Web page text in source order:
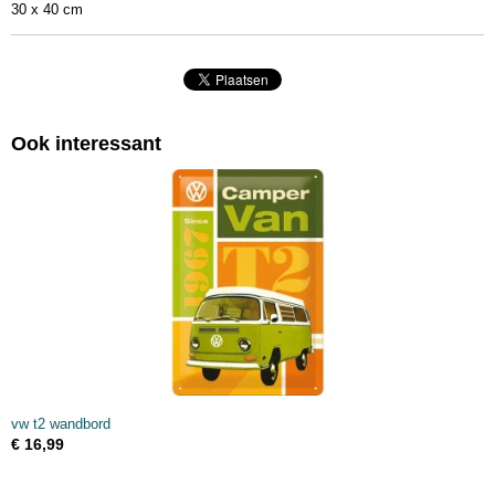
30 x 40 cm
Ook interessant
vw t2 wandbord
€ 16,99